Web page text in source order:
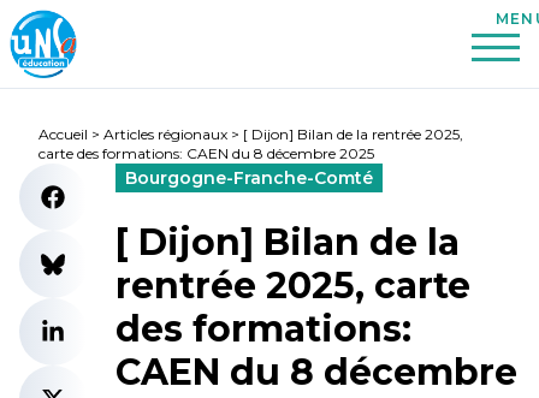
Accueil > Articles régionaux > [ Dijon] Bilan de la rentrée 2025,
carte des formations: CAEN du 8 décembre 2025
Bourgogne-Franche-Comté
[ Dijon] Bilan de la
rentrée 2025, carte
des formations:
CAEN du 8 décembre